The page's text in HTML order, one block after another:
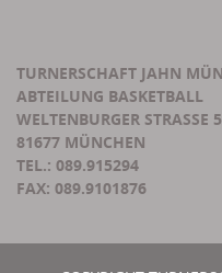
TURNERSCHAFT JAHN
ABTEILUNG BASKETBALL
WELTENBURGER STRASSE 53
81677 MÜNCHEN
TEL.: 089.915294
FAX: 089.9101876